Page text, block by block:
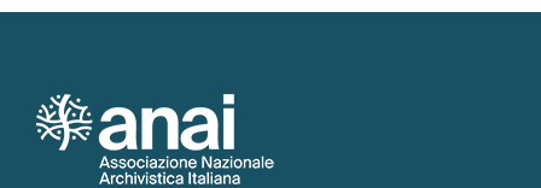
Abruzzo
Calabria e Basilicata
Campania